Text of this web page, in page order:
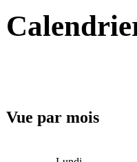
Vue par mois